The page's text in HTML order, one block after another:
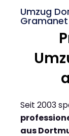
Umzug
Seit 2003
aus